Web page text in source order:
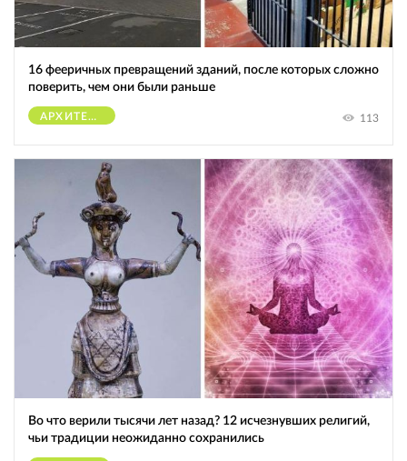
16 фееричных превращений зданий, после которых сложно
поверить, чем они были раньше
АРХИТЕКТУРА 113
Во что верили тысячи лет назад? 12 исчезнувших религий,
чьи традиции неожиданно сохранились